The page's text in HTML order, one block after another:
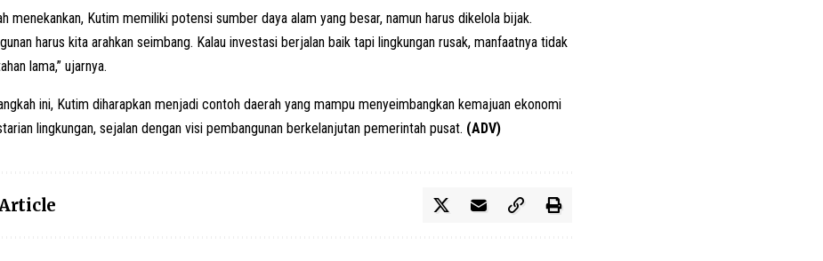
menekankan, Kutim memiliki potensi sumber daya alam yang besar, namun harus dikelola bijak.
harus kita arahkan seimbang. Kalau investasi berjalan baik tapi lingkungan rusak, manfaatnya tidak
lama,” ujarnya.
ini, Kutim diharapkan menjadi contoh daerah yang mampu menyeimbangkan kemajuan ekonomi
lingkungan, sejalan dengan visi pembangunan berkelanjutan pemerintah pusat. (ADV)